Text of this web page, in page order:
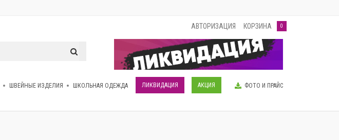
АВТОРИЗАЦИЯ КОРЗИНА 0
ШВЕЙНЫЕ ИЗДЕЛИЯ ШКОЛЬНАЯ ОДЕЖДА ЛИКВИДАЦИЯ АКЦИЯ ФОТО И ПРАЙС